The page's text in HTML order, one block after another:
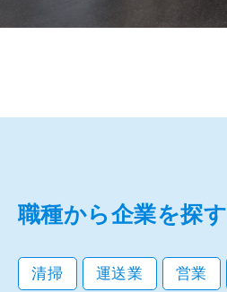
職種から企業を探す
清掃 運送業 営業